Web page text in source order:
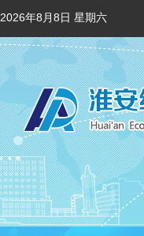
2026年8月8日 星期六